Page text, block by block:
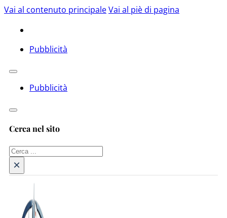
Vai al contenuto principaleVai al piè di pagina
Pubblicità
Pubblicità
Cerca nel sito
Cerca
×